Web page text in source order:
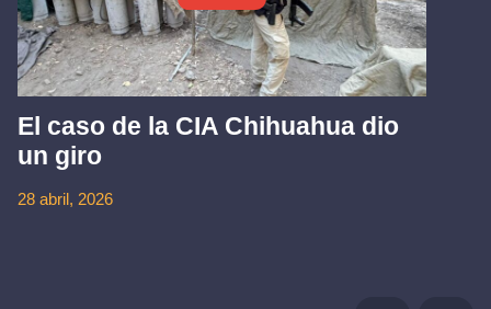
El caso de la CIA Chihuahua dio
un giro
28 abril, 2026